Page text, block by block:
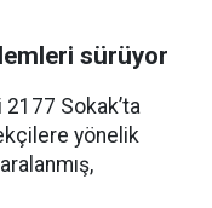
sürüyor
Sokak’ta
yönelik